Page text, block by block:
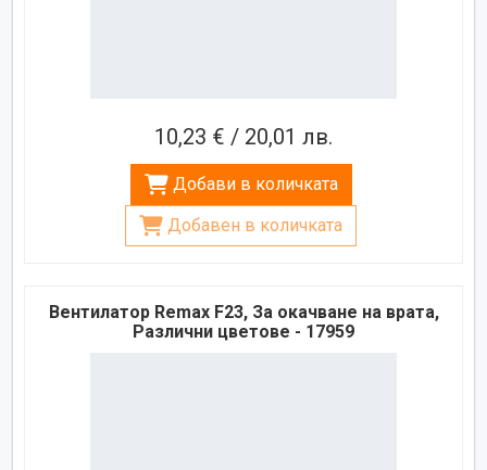
10,23 € / 20,01 лв.
Добави в количката
Добавен в количката
Вентилатор Remax F23, За окачване на врата,
Различни цветове - 17959